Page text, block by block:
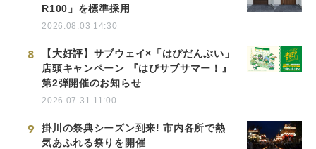
R100」を標準採用
2026.08.03 14:30
8
【大好評】サブウェイ×「はぴだんぶい」
店頭キャンペーン 『はぴサブサマー！』
第2弾開催のお知らせ
2026.07.31 11:00
9
掛川の祭典シーズン到来! 市内各所で熱
気あふれる祭りを開催